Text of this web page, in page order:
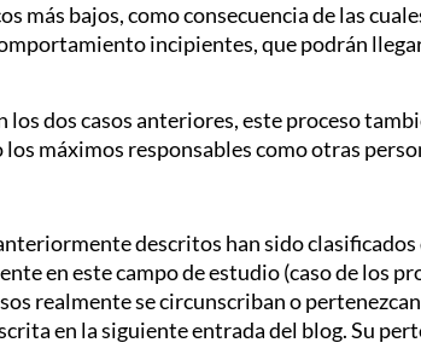
más bajos, como consecuencia de las
incipientes, que podrán
los dos casos anteriores, este proceso
máximos responsables como otras
descritos han sido
en este campo de estudio (caso de los
realmente se circunscriban o
en la siguiente entrada del blog. Su